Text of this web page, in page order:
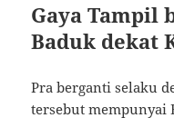
Gaya Tampil
Baduk dekat
Pra berganti selaku
tersebut mempunyai